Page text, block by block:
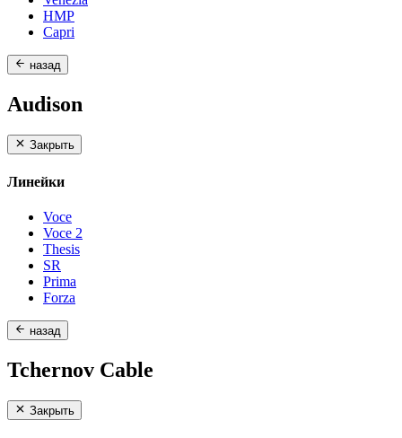
HMP
Capri
назад
Audison
Закрыть
Линейки
Voce
Voce 2
Thesis
SR
Prima
Forza
назад
Tchernov Cable
Закрыть